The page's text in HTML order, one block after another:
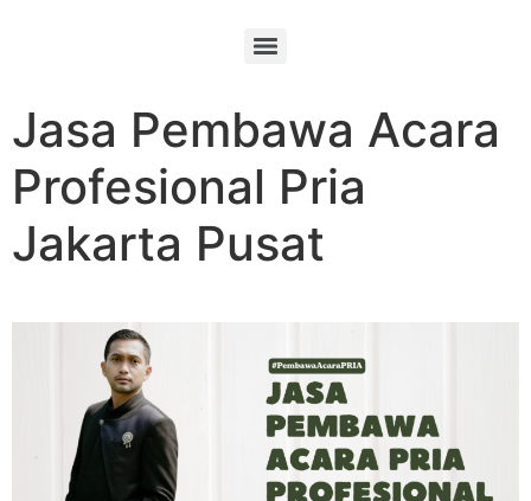
Jasa Pembawa Acara
Profesional Pria
Jakarta Pusat